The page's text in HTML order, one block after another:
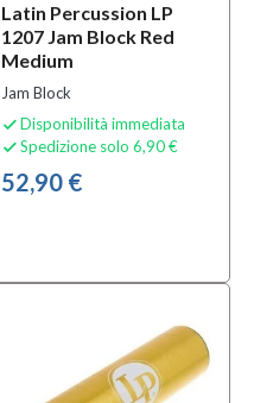
Latin Percussion LP
1207 Jam Block Red
Medium
Jam Block
 Disponibilità immediata
 Spedizione solo 6,90 €
52,90 €